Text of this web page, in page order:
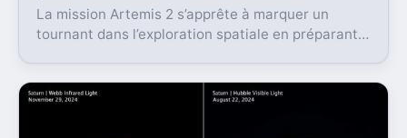
La mission Artemis 2 s’apprête à marquer un
tournant dans l’exploration spatiale en préparant
ambitions renouvelées pour l’avenir lunaire.